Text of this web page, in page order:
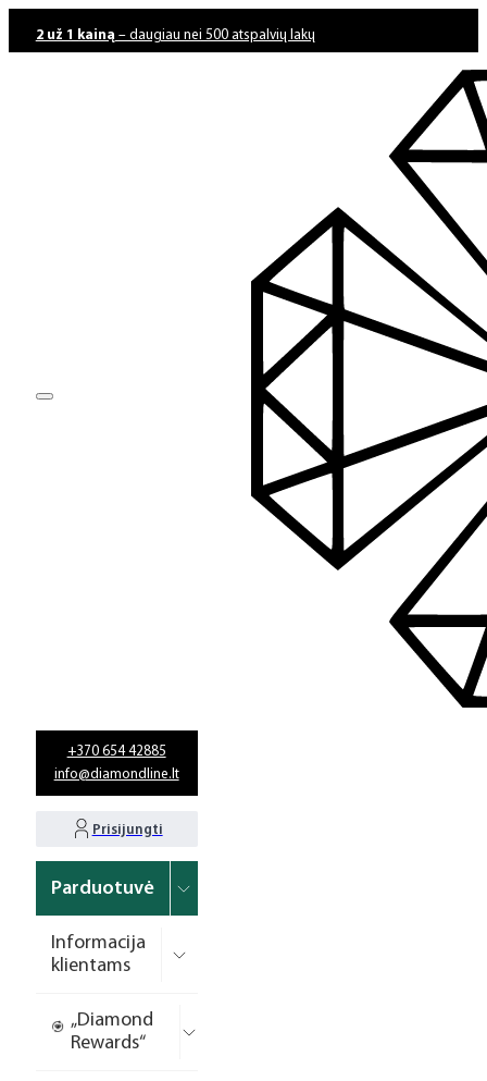
2 už 1 kainą – daugiau nei 500 atspalvių lakų
+370 654 42885
info@diamondline.lt
Prisijungti
Parduotuvė
Informacija
klientams
„Diamond
Rewards“